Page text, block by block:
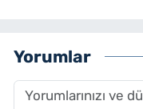
Yorumlar